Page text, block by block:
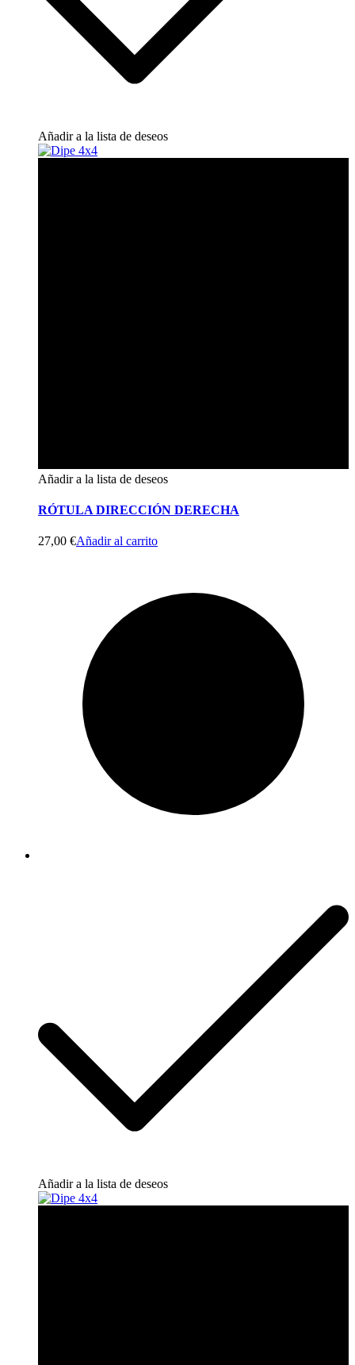
Añadir a la lista de deseos
Añadir a la lista de deseos
RÓTULA DIRECCIÓN DERECHA
27,00 €Añadir al carrito
Añadir a la lista de deseos